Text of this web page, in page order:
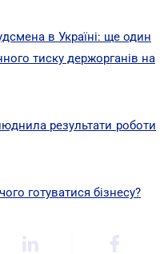
в Україні: ще один
тиску держорганів на
результати роботи
готуватися бізнесу?